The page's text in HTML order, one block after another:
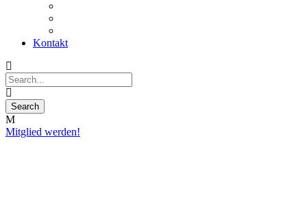
Kontakt
Mitglied werden!